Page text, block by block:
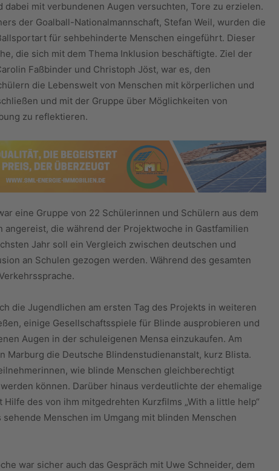
mit verbundenen Augen versuchten, Tore zu erzielen.
der Goalball-Nationalmannschaft, Stefan Weil, wurden die
für sehbehinderte Menschen eingeführt. Dieser
die sich mit dem Thema Inklusion beschäftigte. Ziel der
Faßbinder und Christoph Jöst, war es, den
die Lebenswelt von Menschen mit körperlichen und
und mit der Gruppe über Möglichkeiten von
zu reflektieren.
eine Gruppe von 22 Schülerinnen und Schülern aus dem
angereist, die während der Projektwoche in Gastfamilien
Jahr soll ein Vergleich zwischen deutschen und
an Schulen gezogen werden. Während des gesamten
die Jugendlichen am ersten Tag des Projekts in weiteren
einige Gesellschaftsspiele für Blinde ausprobieren und
Augen in der schuleigenen Mensa einzukaufen. Am
Marburg die Deutsche Blindenstudienanstalt, kurz Blista.
wie blinde Menschen gleichberechtigt
können. Darüber hinaus verdeutlichte der ehemalige
des von ihm mitgedrehten Kurzfilms „With a little help“
Menschen im Umgang mit blinden Menschen
war sicher auch das Gespräch mit Uwe Schneider, dem